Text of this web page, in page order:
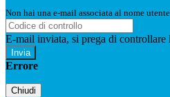
Non hai una e-mail associata al nome
E-mail inviata, si prega di controllare
Errore
Chiudi